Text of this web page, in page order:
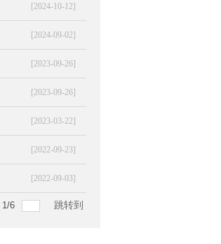
[2024-10-12]
[2024-09-02]
[2023-09-26]
[2023-09-26]
[2023-03-22]
[2022-09-23]
[2022-09-03]
1/6 跳转到